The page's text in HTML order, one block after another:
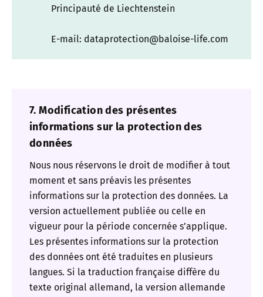
Principauté de Liechtenstein
E-mail: dataprotection@baloise-life.com
7. Modification des présentes
informations sur la protection des
données
Nous nous réservons le droit de modifier à tout
moment et sans préavis les présentes
informations sur la protection des données. La
version actuellement publiée ou celle en
vigueur pour la période concernée s’applique.
Les présentes informations sur la protection
des données ont été traduites en plusieurs
langues. Si la traduction française diffère du
texte original allemand, la version allemande